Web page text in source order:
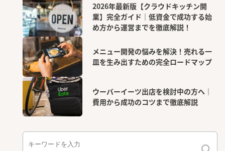
2026年最新版【クラウドキッチン開
業】完全ガイド｜低資金で成功する始
め方から運営までを徹底解説！
メニュー開発の悩みを解決！売れる一
皿を生み出すための完全ロードマップ
ウーバーイーツ出店を検討中の方へ｜
費用から成功のコツまで徹底解説